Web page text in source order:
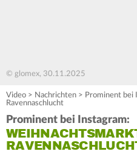
© glomex, 30.11.2025
Video > Nachrichten > Prominent bei
Ravennaschlucht
Prominent bei Instagram: